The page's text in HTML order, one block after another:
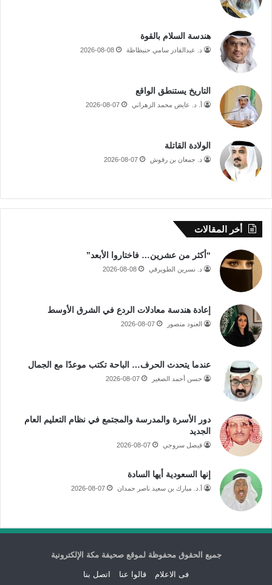
هندسة السلام بالقوة
د. عبدالقادر سامي حنبظاظة 2026-08-08
التاريخ يستنطق الواقع
أ. د. عايض محمد الزهراني 2026-08-07
الولادة القاتلة
د. جمعان بن رقوش 2026-08-07
أخر المقالات
“أكثر من عشرين… فاختاروا الأبعد”
د. نسرين الطويرقي 2026-08-08
إعادة هندسة معادلات الردع في الشرق الأوسط
العنود منصور 2026-08-07
عندما يتحدث الحرف… الباحة تكتب موعدًا مع الجمال
حسن أحمد الصغير 2026-08-07
دور الأسرة والمدرسة والمجتمع في نظام التعليم العام
الجديد
فيصل سروجي 2026-08-07
إنها السعودية أيها السادة
أ.د. مبارك بن سعيد ناصر حمدان 2026-08-07
جميع الحقوق محفوظة لموقع صحيفة مكة الإلكترونية
فى الاعلام قالوا عنا اتصل بنا